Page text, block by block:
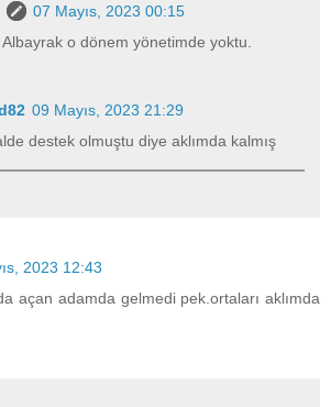
07 Mayıs, 2023 00:15
o dönem yönetimde yoktu.
09 Mayıs, 2023 21:29
destek olmuştu diye aklımda kalmış
2023 12:43
açan adamda gelmedi pek.ortaları aklımda